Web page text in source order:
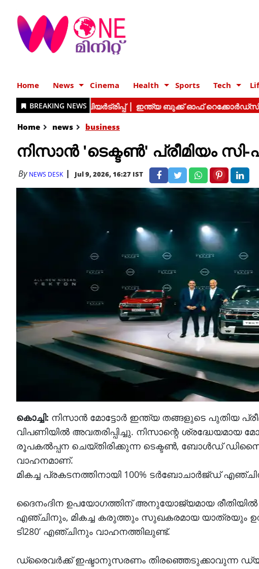
Home News Cinema Health Sports Tech
Home news business
നിസാൻ 'ടെക്ടൺ' പ്രീമിയം
By NEWS DESK Jul 9, 2026, 16:27 IST
കൊച്ചി: നിസാൻ മോട്ടോർ ഇന്ത്യ തങ്ങളുടെ പുതിയ
വിപണിയിൽ അവതരിപ്പിച്ചു. നിസാന്റെ
രൂപകൽപ്പന ചെയ്തിരിക്കുന്ന ടെക്ടൺ, ബോൾഡ്
വാഹനമാണ്.
മികച്ച പ്രകടനത്തിനായി 100% ടർബോചാർജ്ഡ്
ദൈനംദിന ഉപയോഗത്തിന് അനുയോജ്യമായ രീതിയിൽ
എഞ്ചിനും, മികച്ച കരുത്തും സുഖകരമായ യാത്രയും
ടി280’ എഞ്ചിനും വാഹനത്തിലുണ്ട്.
ഡ്രൈവർക്ക് ഇഷ്ടാനുസരണം തിരഞ്ഞെടുക്കാവുന്ന